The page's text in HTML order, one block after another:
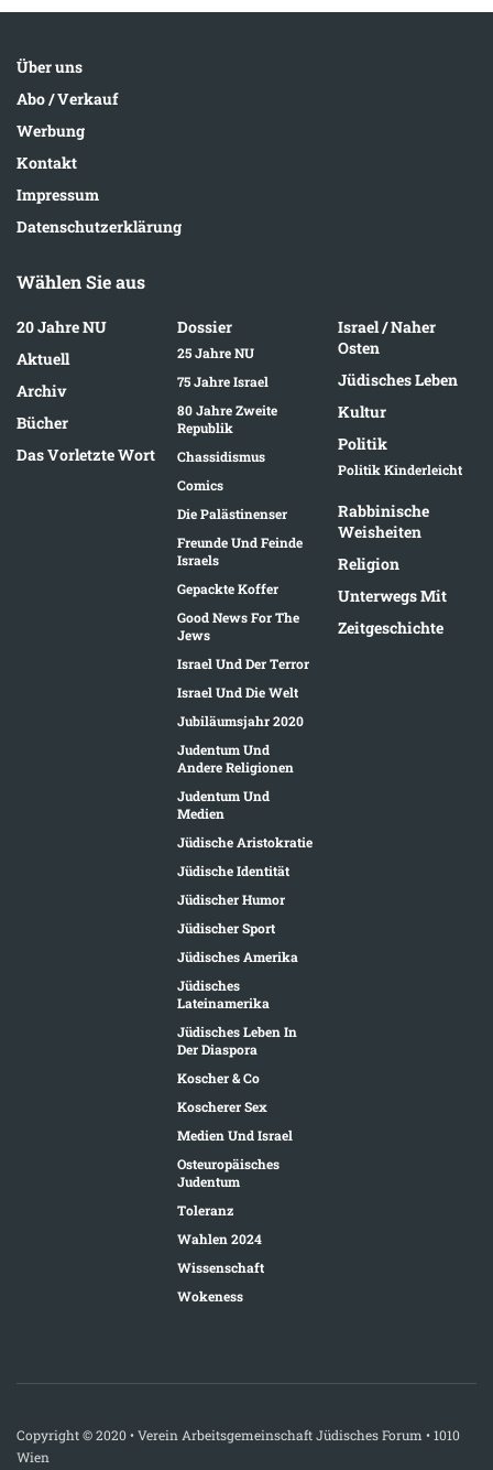
Über uns
Abo / Verkauf
Werbung
Kontakt
Impressum
Datenschutzerklärung
Wählen Sie aus
20 Jahre NU
Aktuell
Archiv
Bücher
Das Vorletzte Wort
Dossier
25 Jahre NU
75 Jahre Israel
80 Jahre Zweite
Republik
Chassidismus
Comics
Die Palästinenser
Freunde Und Feinde
Israels
Gepackte Koffer
Good News For The
Jews
Israel Und Der Terror
Israel Und Die Welt
Jubiläumsjahr 2020
Judentum Und
Andere Religionen
Judentum Und
Medien
Jüdische Aristokratie
Jüdische Identität
Jüdischer Humor
Jüdischer Sport
Jüdisches Amerika
Jüdisches
Lateinamerika
Jüdisches Leben In
Der Diaspora
Koscher & Co
Koscherer Sex
Medien Und Israel
Osteuropäisches
Judentum
Toleranz
Wahlen 2024
Wissenschaft
Wokeness
Israel / Naher
Osten
Jüdisches Leben
Kultur
Politik
Politik Kinderleicht
Rabbinische
Weisheiten
Religion
Unterwegs Mit
Zeitgeschichte
Copyright © 2020 • Verein Arbeitsgemeinschaft Jüdisches Forum • 1010
Wien